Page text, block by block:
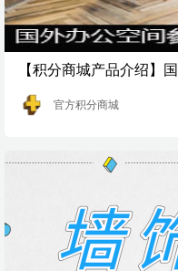
【积分商城产品介绍】
官方积分商城